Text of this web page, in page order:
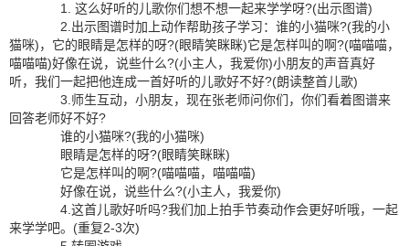
1. 这么好听的儿歌你们想不想一起来学学呀?(出示图谱)
2.出示图谱时加上动作帮助孩子学习：谁的小猫咪?(我的小
猫咪)，它的眼睛是怎样的呀?(眼睛笑眯眯)它是怎样叫的啊?(喵喵喵，
喵喵喵)好像在说，说些什么?(小主人，我爱你)小朋友的声音真好
听，我们一起把他连成一首好听的儿歌好不好?(朗读整首儿歌)
3.师生互动，小朋友，现在张老师问你们，你们看着图谱来
回答老师好不好?
谁的小猫咪?(我的小猫咪)
眼睛是怎样的呀?(眼睛笑眯眯)
它是怎样叫的啊?(喵喵喵，喵喵喵)
好像在说，说些什么?(小主人，我爱你)
4.这首儿歌好听吗?我们加上拍手节奏动作会更好听哦，一起
来学学吧。(重复2-3次)